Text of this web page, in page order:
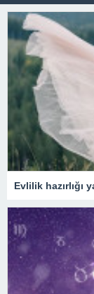
Evlilik hazırlığı